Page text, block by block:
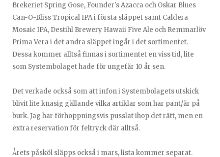
Brekeriet Spring Gose, Founder's Azacca och Oskar Blues
Can-O-Bliss Tropical IPA i första släppet samt Caldera
Mosaic IPA, Destihl Brewery Hawaii Five Ale och Remmarlöv
Prima Vera i det andra släppet ingår i det sortimentet.
Dessa kommer alltså finnas i sortimentet en viss tid, lite
som Systembolaget hade för ungefär 10 år sen.
Det verkade också som att infon i Systembolagets utskick
blivit lite knasig gällande vilka artiklar som har pant/är på
burk. Jag har förhoppningsvis pusslat ihop det rätt, men en
extra reservation för feltryck där alltså.
Årets påsköl släpps också i mars, lista kommer separat.